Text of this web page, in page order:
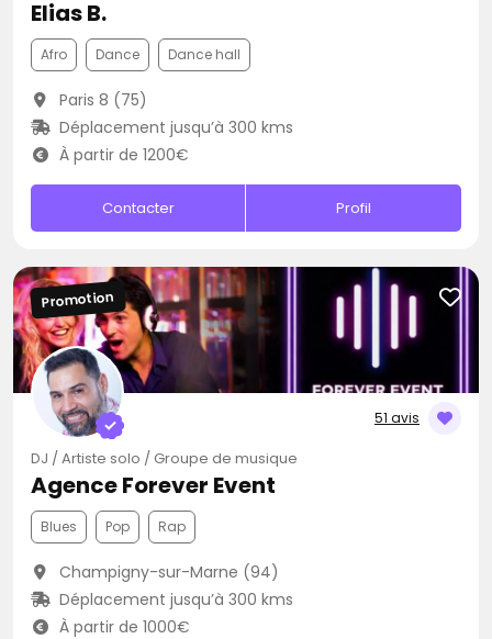
Elias B.
Afro Dance Dance hall
Paris 8 (75)
Déplacement jusqu’à 300 kms
À partir de 1200€
Contacter Profil
51 avis
Promotion
DJ / Artiste solo / Groupe de musique
Agence Forever Event
Blues Pop Rap
Champigny-sur-Marne (94)
Déplacement jusqu’à 300 kms
À partir de 1000€